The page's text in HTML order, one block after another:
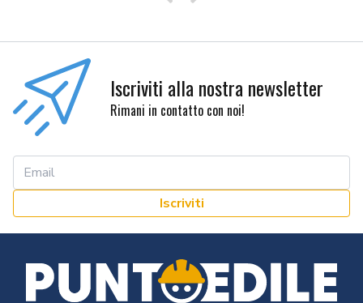
Iscriviti alla nostra newsletter
Rimani in contatto con noi!
Iscriviti